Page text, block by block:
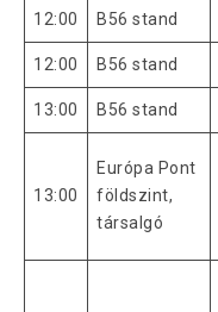
12:00 B56 stand
12:00 B56 stand
13:00 B56 stand
13:00
Európa Pont
földszint,
társalgó